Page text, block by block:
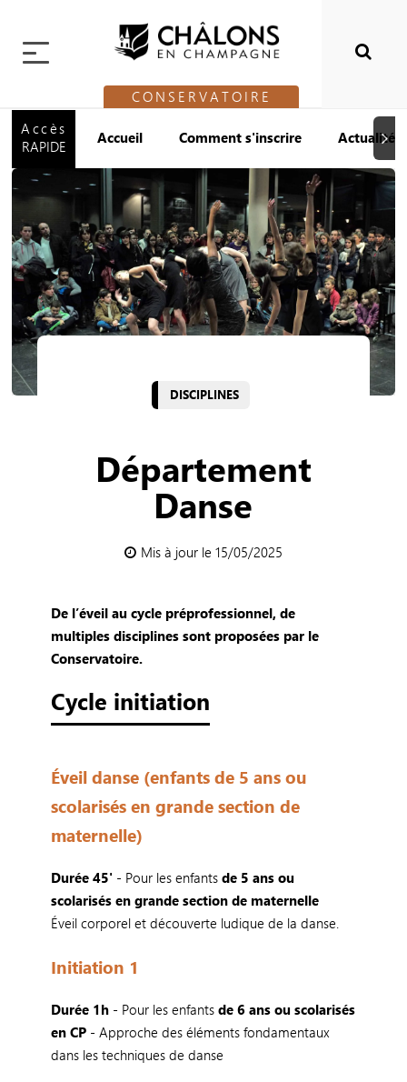
CONSERVATOIRE
Accès
RAPIDE
Accueil Comment s'inscrire Actualités
DISCIPLINES
Département
Danse
Mis à jour le 15/05/2025
De l’éveil au cycle préprofessionnel, de
multiples disciplines sont proposées par le
Conservatoire.
Cycle initiation
Éveil danse (enfants de 5 ans ou
scolarisés en grande section de
maternelle)
Durée 45' - Pour les enfants de 5 ans ou
scolarisés en grande section de maternelle
Éveil corporel et découverte ludique de la danse.
Initiation 1
Durée 1h - Pour les enfantsde 6 ans ou scolarisés
en CP- Approche des éléments fondamentaux
dans les techniques de danse